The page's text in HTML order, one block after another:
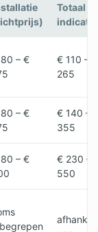
Totaal
indicatie
– €
€ 110 – €
265
– €
€ 140 –
355
– €
€ 230 –
550